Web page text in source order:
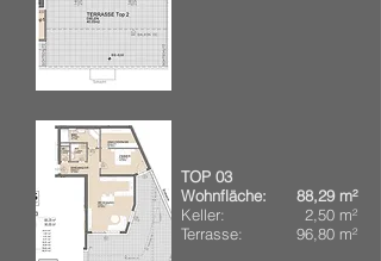
​TOP 03
Wohnfläche:
Keller:
Terrasse:
88,29 m²
2,50 m²
96,80 m²